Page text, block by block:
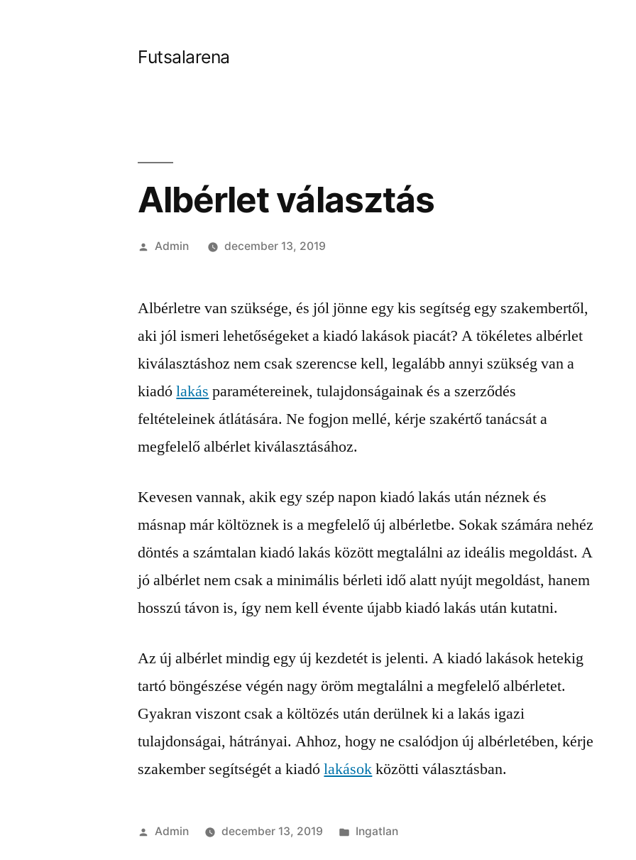
Futsalarena
Albérlet választás
Szerző:
Admin december 13, 2019
Albérletre van szüksége, és jól jönne egy kis segítség egy szakembertől,
aki jól ismeri lehetőségeket a kiadó lakások piacát? A tökéletes albérlet
kiválasztáshoz nem csak szerencse kell, legalább annyi szükség van a
kiadólakás paramétereinek, tulajdonságainak és a szerződés
feltételeinek átlátására. Ne fogjon mellé, kérje szakértő tanácsát a
megfelelő albérlet kiválasztásához.
Kevesen vannak, akik egy szép napon kiadó lakás után néznek és
másnap már költöznek is a megfelelő új albérletbe. Sokak számára nehéz
döntés a számtalan kiadó lakás között megtalálni az ideális megoldást. A
jó albérlet nem csak a minimális bérleti idő alatt nyújt megoldást, hanem
hosszú távon is, így nem kell évente újabb kiadó lakás után kutatni.
Az új albérlet mindig egy új kezdetét is jelenti. A kiadó lakások hetekig
tartó böngészése végén nagy öröm megtalálni a megfelelő albérletet.
Gyakran viszont csak a költözés után derülnek ki a lakás igazi
tulajdonságai, hátrányai. Ahhoz, hogy ne csalódjon új albérletében, kérje
szakember segítségét a kiadólakásokközötti választásban.
Szerző:
Admin december 13, 2019 Kategória:
Ingatlan